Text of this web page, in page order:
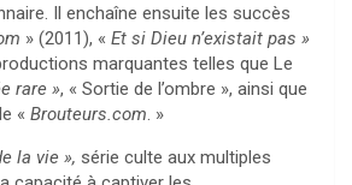
Il enchaîne ensuite les succès
» (2011), « Et si Dieu n’existait pas »
marquantes telles que Le
rare », « Sortie de l’ombre », ainsi que
« Brouteurs.com. »
la vie », série culte aux multiples